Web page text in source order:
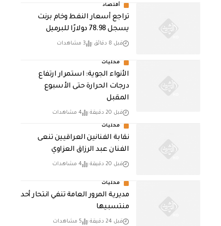
أقتصاد
تراجع أسعار النفط وخام برنت
يسجل 78.98 دولارًا للبرميل
قبل 8 دقائق 3 مشاهدات
محليات
الأنواء الجوية: استمرار ارتفاع
درجات الحرارة حتى الأسبوع
المقبل
قبل 20 دقيقة 4 مشاهدات
محليات
نقابة الفنانين العراقيين تنعى
الفنان عبد الرزاق العزاوي
قبل 20 دقيقة 4 مشاهدات
محليات
مديرية المرور العامة تنفي انتحار أحد
منتسبيها
قبل 24 دقيقة 5 مشاهدات